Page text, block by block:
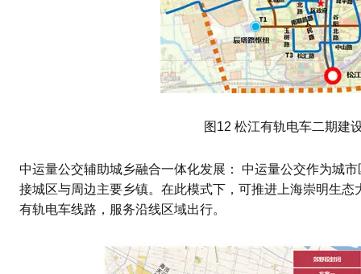
图12 松江有轨电车二期建
中运量公交辅助城乡融合一体化发展： 中运量公交作为城
接城区与周边主要乡镇。在此模式下，可推进上海崇明生
有轨电车线路，服务沿线区域出行。